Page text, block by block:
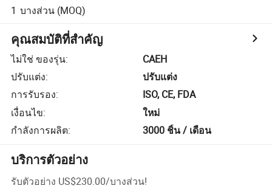
1 บางส่วน (MOQ)
คุณสมบัติที่สำคัญ
ไม่ใช่ ของรุ่น:
CAEH
ปรับแต่ง:
ปรับแต่ง
การรับรอง:
ISO, CE, FDA
เงื่อนไข:
ใหม่
กำลังการผลิต: 3000 ชิ้น / เดือน
บริการตัวอย่าง
รับตัวอย่าง US$230.00/บางส่วน!